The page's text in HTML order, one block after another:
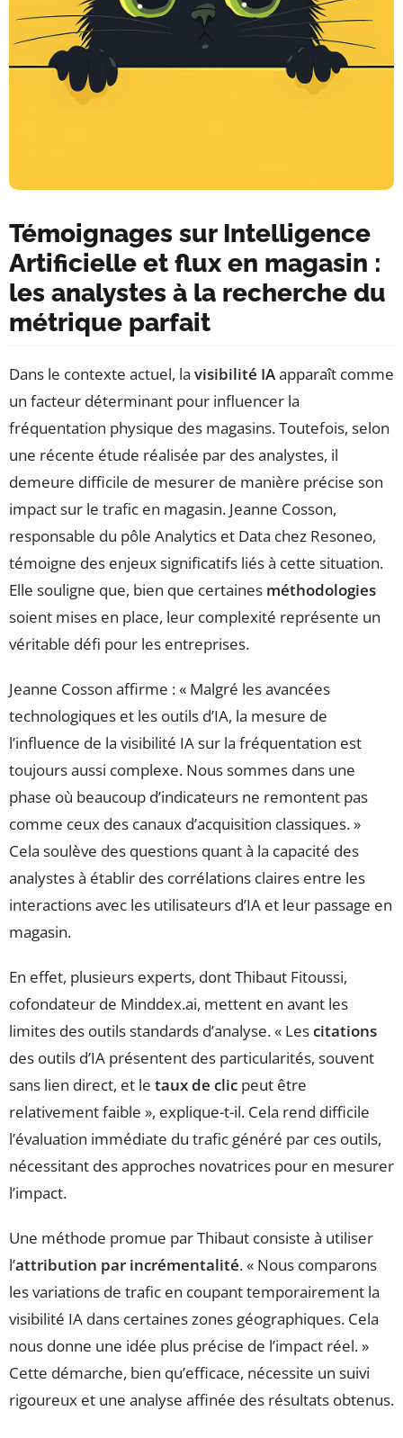
Témoignages sur Intelligence
Artificielle et flux en magasin :
les analystes à la recherche du
métrique parfait
Dans le contexte actuel, la visibilité IAapparaît comme
un facteur déterminant pour influencer la
fréquentation physique des magasins. Toutefois, selon
une récente étude réalisée par des analystes, il
demeure difficile de mesurer de manière précise son
impact sur le trafic en magasin. Jeanne Cosson,
responsable du pôle Analytics et Data chez Resoneo,
témoigne des enjeux significatifs liés à cette situation.
Elle souligne que, bien que certaines méthodologies
soient mises en place, leur complexité représente un
véritable défi pour les entreprises.
Jeanne Cosson affirme : « Malgré les avancées
technologiques et les outils d’IA, la mesure de
l’influence de la visibilité IA sur la fréquentation est
toujours aussi complexe. Nous sommes dans une
phase où beaucoup d’indicateurs ne remontent pas
comme ceux des canaux d’acquisition classiques. »
Cela soulève des questions quant à la capacité des
analystes à établir des corrélations claires entre les
interactions avec les utilisateurs d’IA et leur passage en
magasin.
En effet, plusieurs experts, dont Thibaut Fitoussi,
cofondateur de Minddex.ai, mettent en avant les
limites des outils standards d’analyse. « Lescitations
des outils d’IA présentent des particularités, souvent
sans lien direct, et le taux de clic peut être
relativement faible », explique-t-il. Cela rend difficile
l’évaluation immédiate du trafic généré par ces outils,
nécessitant des approches novatrices pour en mesurer
l’impact.
Une méthode promue par Thibaut consiste à utiliser
l’attribution par incrémentalité. « Nous comparons
les variations de trafic en coupant temporairement la
visibilité IA dans certaines zones géographiques. Cela
nous donne une idée plus précise de l’impact réel. »
Cette démarche, bien qu’efficace, nécessite un suivi
rigoureux et une analyse affinée des résultats obtenus.